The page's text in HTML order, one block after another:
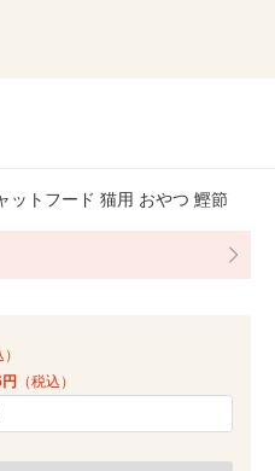
ットフード 猫用 おやつ 鰹節
円 （税込）